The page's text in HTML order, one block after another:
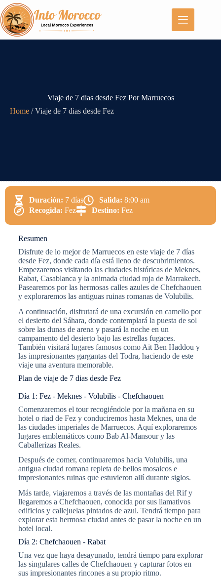
Viaje de 7 dias desde Fez Por Marruecos
Home /Viaje de 7 dias desde Fez
Duración: 7 días Salida: 8:00 am
Recogida: Fez Destino: Fez
Resumen
Disfrute de lo mejor de Marruecos en este viaje de 7 días
desde Fez, donde cada día está lleno de descubrimientos.
Empezaremos visitando las ciudades históricas de Meknes,
Rabat, Casablanca y la animada ciudad roja de Marrakech.
Pasearemos por las hermosas calles azules de Chefchaouen
y exploraremos las antiguas ruinas romanas de Volubilis.
A continuación, disfrutará de una excursión en camello por
el desierto del Sáhara, donde contemplará la puesta de sol
sobre las dunas de arena y pasará la noche en un
campamento del desierto bajo las estrellas fugaces.
También visitará lugares famosos como Ait Ben Haddou y
las impresionantes gargantas del Todra, haciendo de este
viaje una aventura memorable.
Plan de viaje de 7 dias desde Fez
Día 1: Fez - Meknes - Volubilis - Chefchaouen
Comenzaremos el tour recogiéndole por la mañana en su
hotel o riad de Fez y conduciremos hasta Meknes, una de
las ciudades imperiales de Marruecos. Aquí exploraremos
lugares emblemáticos como Bab Al-Mansour y las
Caballerizas Reales.
Después de comer, continuaremos hacia Volubilis, una
antigua ciudad romana repleta de bellos mosaicos e
impresionantes ruinas que estuvieron allí durante siglos.
Más tarde, viajaremos a través de las montañas del Rif y
llegaremos a Chefchaouen, conocida por sus llamativos
edificios y callejuelas pintados de azul. Tendrá tiempo para
explorar esta hermosa ciudad antes de pasar la noche en un
hotel local.
Día 2: Chefchaouen - Rabat
Una vez que haya desayunado, tendrá tiempo para explorar
las singulares calles de Chefchaouen y capturar fotos en
sus impresionantes rincones a su propio ritmo.